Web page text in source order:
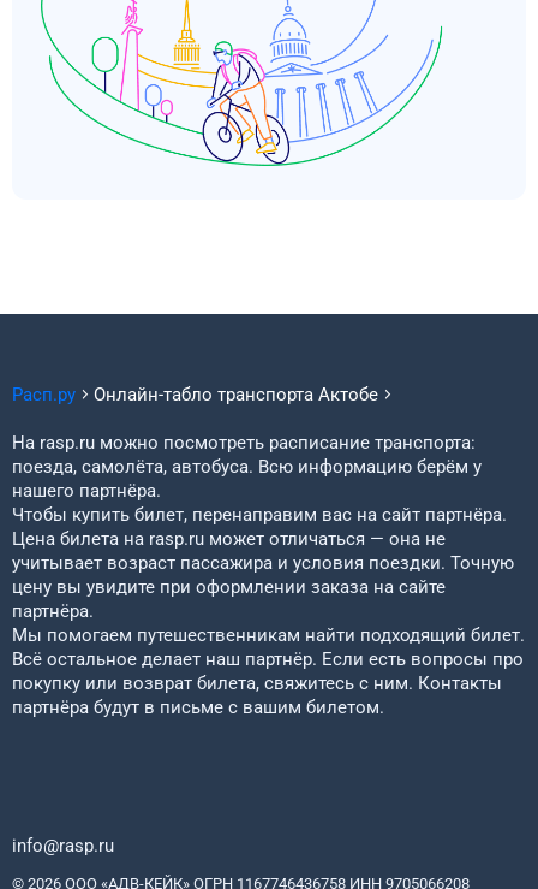
Расп.ру Онлайн-табло транспорта Актобе
На rasp.ru можно посмотреть расписание транспорта:
поезда, самолёта, автобуса. Всю информацию берём у
нашего партнёра.
Чтобы купить билет, перенаправим вас на сайт партнёра.
Цена билета на rasp.ru может отличаться — она не
учитывает возраст пассажира и условия поездки. Точную
цену вы увидите при оформлении заказа на сайте
партнёра.
Мы помогаем путешественникам найти подходящий билет.
Всё остальное делает наш партнёр. Если есть вопросы про
покупку или возврат билета, свяжитесь с ним. Контакты
партнёра будут в письме с вашим билетом.
info@rasp.ru
© 2026 ООО «АДВ-КЕЙК» ОГРН 1167746436758 ИНН 9705066208